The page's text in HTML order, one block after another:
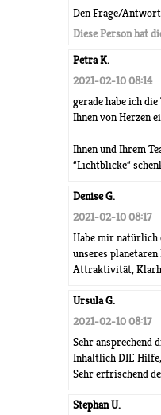
Den Frage/
Diese Person hat
Petra K.
2021-02-10 08:14
gerade habe ich
Ihnen von Herzen
Ihnen und Ihrem
“Lichtblicke“
Denise G.
2021-02-10 08:17
Habe mir natürlich
unseres
Attraktivität,
Ursula G.
2021-02-10 08:17
Sehr ansprechend
Inhaltlich DIE
Sehr erfrischend
Stephan U.